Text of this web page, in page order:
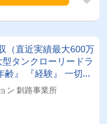
（直近実績最大600万
タンクローリードラ
齢』 『経験』 一切不
境です。
ン 釧路事業所